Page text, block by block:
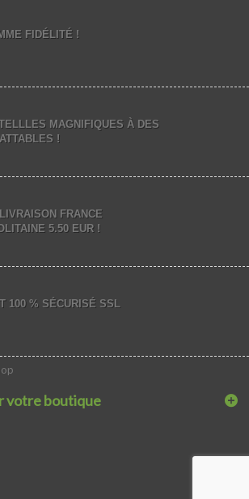
FIDÉLITÉ !
MAGNIFIQUES À DES
!
FRANCE
5.50 EUR !
100 % SÉCURISÉ SSL
votre boutique